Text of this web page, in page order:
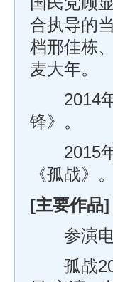
合执导的
档邢佳栋
麦大年。
2014年7
锋》。
2015年
《孤战》。
[主要作品]
参演电
孤战